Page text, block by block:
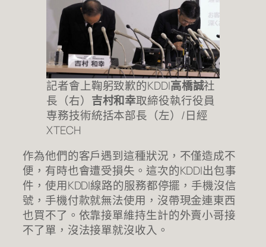
記者會上鞠躬致歉的KDDI高橋誠社
長（右） 吉村和幸取締役執行役員
専務技術統括本部長（左）/日經
XTECH
作為他們的客戶遇到這種狀況，不僅造成不
便，有時也會遭受損失。這次的KDDI出包事
件，使用KDDI線路的服務都停擺，手機沒信
號，手機付款就無法使用，沒帶現金連東西
也買不了。依靠接單維持生計的外賣小哥接
不了單，沒法接單就沒收入。